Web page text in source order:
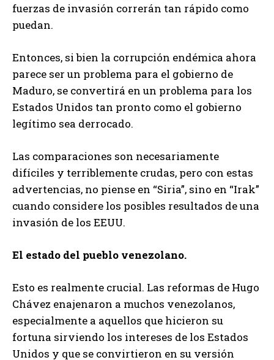
fuerzas de invasión correrán tan rápido como
puedan.
Entonces, si bien la corrupción endémica ahora
parece ser un problema para el gobierno de
Maduro, se convertirá en un problema para los
Estados Unidos tan pronto como el gobierno
legítimo sea derrocado.
Las comparaciones son necesariamente
difíciles y terriblemente crudas, pero con estas
advertencias, no piense en “Siria”, sino en “Irak”
cuando considere los posibles resultados de una
invasión de los EEUU.
El estado del pueblo venezolano.
Esto es realmente crucial. Las reformas de Hugo
Chávez enajenaron a muchos venezolanos,
especialmente a aquellos que hicieron su
fortuna sirviendo los intereses de los Estados
Unidos y que se convirtieron en su versión